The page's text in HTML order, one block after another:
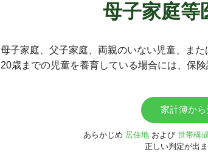
母子家庭等
母子家庭、父子家庭、両親のいない児童、ま
20歳までの児童を養育している場合には、保
家計簿か
あらかじめ 居住地および 世帯構
正しい判定が出